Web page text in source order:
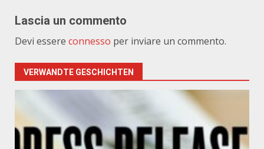
Lascia un commento
Devi essere connesso per inviare un commento.
VERWANDTE GESCHICHTEN